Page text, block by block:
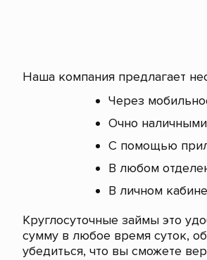
Наша компания предлагает
Через
Очно
С помощью
В любом
В личном
Круглосуточные займы это
сумму в любое время суток,
убедиться, что вы сможете